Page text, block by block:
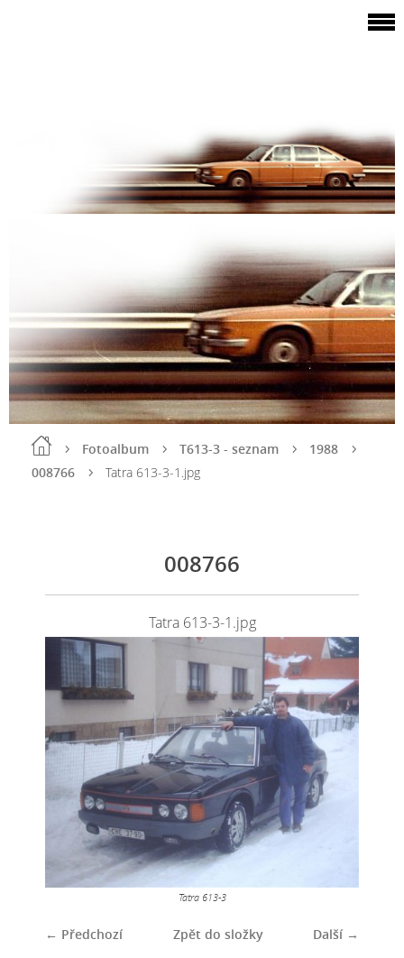
Fotoalbum T613-3 - seznam
1988
008766
Tatra 613-3-1.jpg
008766
Tatra 613-3-1.jpg
Tatra 613-3
← Předchozí Další →
Zpět do složky